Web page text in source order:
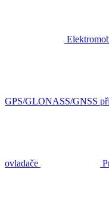
GPS/GLONASS/GNSS
ovladače